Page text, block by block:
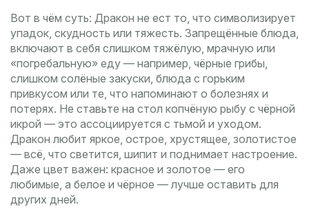
Вот в чём суть: Дракон не ест то, что символизирует
упадок, скудность или тяжесть. Запрещённые блюда,
включают в себя слишком тяжёлую, мрачную или
«погребальную» еду — например, чёрные грибы,
слишком солёные закуски, блюда с горьким
привкусом или те, что напоминают о болезнях и
потерях. Не ставьте на стол копчёную рыбу с чёрной
икрой — это ассоциируется с тьмой и уходом.
Дракон любит яркое, острое, хрустящее, золотистое
— всё, что светится, шипит и поднимает настроение.
Даже цвет важен: красное и золотое — его
любимые, а белое и чёрное — лучше оставить для
других дней.